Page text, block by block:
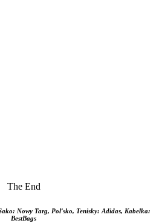
The End
Nowy Targ, Poľsko, Tenisky: Adidas, Kabelka:
BestBags